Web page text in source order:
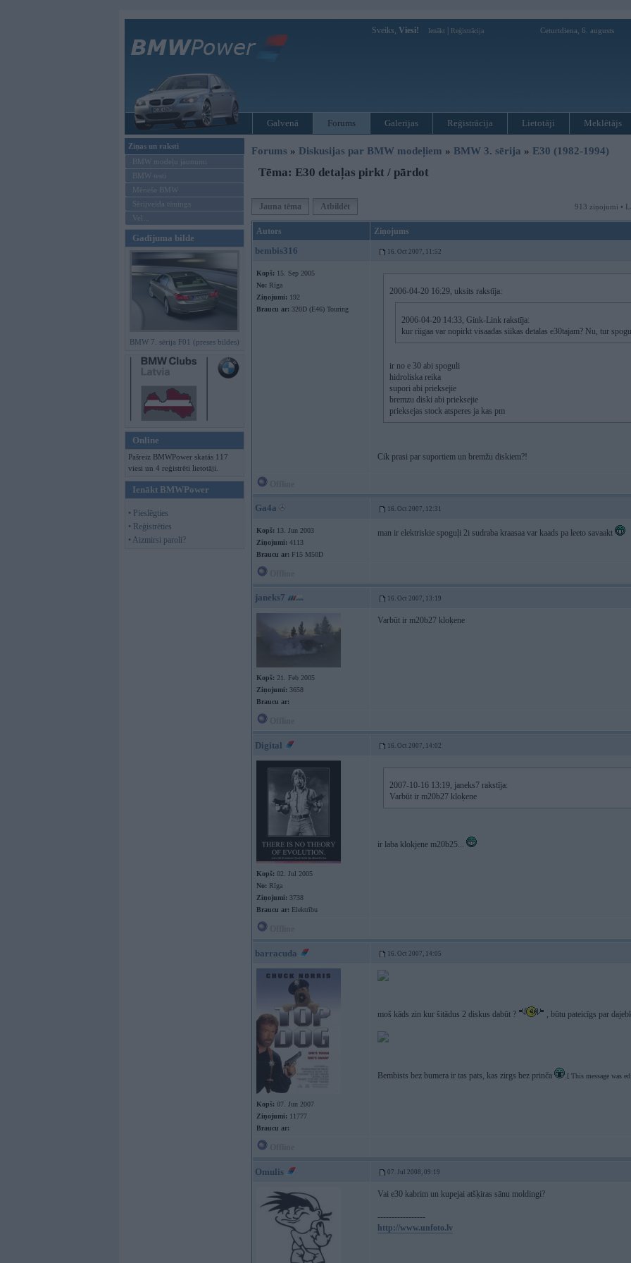
Sveiks, Viesi! Ienākt Reģistrācija Ceturtdiena, 6. augusts
Galvenā Forums Galerijas Reģistrācija Lietotāji Meklētājs
Ziņas un raksti
BMW modeļu jaunumi
BMW testi
Mēneša BMW
Sērijveida tūnings
Vel...
Gadījuma bilde
BMW 7. sērija F01 (preses bildes)
Online
Pašreiz BMWPower skatās 117
viesi un 4 reģistrēti lietotāji.
Ienākt BMWPower
• Pieslēgties
• Reģistrēties
• Aizmirsi paroli?
Forums » Diskusijas par BMW modeļiem » BMW 3. sērija » E30 (1982-1994)
Tēma: E30 detaļas pirkt / pārdot
Jauna tēma Atbildēt 913 ziņojumi •
Autors Ziņojums
bembis316 16. Oct 2007, 11:52
Kopš: 15. Sep 2005
No: Rīga
Ziņojumi: 192
Braucu ar: 320D (E46) Touring
2006-04-20 16:29, uksits rakstīja:
2006-04-20 14:33, Gink-Link rakstīja:
kur riigaa var nopirkt visaadas siikas detalas e30tajam? Nu, tur
ir no e 30 abi spoguli
hidroliska reika
supori abi prieksejie
bremzu diski abi prieksejie
prieksejas stock atsperes ja kas pm
Cik prasi par suportiem un bremžu diskiem?!
Ga4a 16. Oct 2007, 12:31
Kopš: 13. Jun 2003
Ziņojumi: 4113
Braucu ar: F15 M50D
man ir elektriskie spoguļi 2i sudraba kraasaa var kaads pa leeto savaakt
janeks7 16. Oct 2007, 13:19
Kopš: 21. Feb 2005
Ziņojumi: 3658
Braucu ar:
Varbūt ir m20b27 kloķene
Digital 16. Oct 2007, 14:02
Kopš: 02. Jul 2005
No: Rīga
Ziņojumi: 3738
Braucu ar: Elektrību
2007-10-16 13:19, janeks7 rakstīja:
Varbūt ir m20b27 kloķene
ir laba klokjene m20b25...
barracuda 16. Oct 2007, 14:05
Kopš: 07. Jun 2007
Ziņojumi: 11777
Braucu ar:
moš kāds zin kur šitādus 2 diskus dabūt ? , būtu pateicīgs par
Bembists bez bumera ir tas pats, kas zirgs bez prinča .[ This message was
Omulis 07. Jul 2008, 09:19
Vai e30 kabrim un kupejai atšķiras sānu moldingi?
-----------------
http://www.unfoto.lv